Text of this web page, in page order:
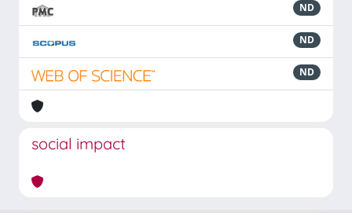
ND
ND
ND
social impact